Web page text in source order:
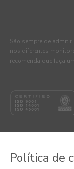
São sempre de admitir
nos diferentes
recomenda que faça
Política de